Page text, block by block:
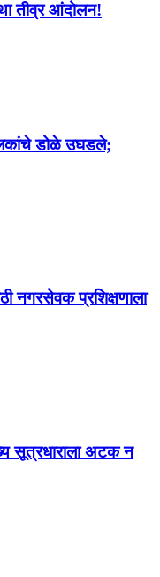
तीव्र आंदोलन!
डोळे उघडले;
नगरसेवक प्रशिक्षणाला
सूत्रधाराला अटक न